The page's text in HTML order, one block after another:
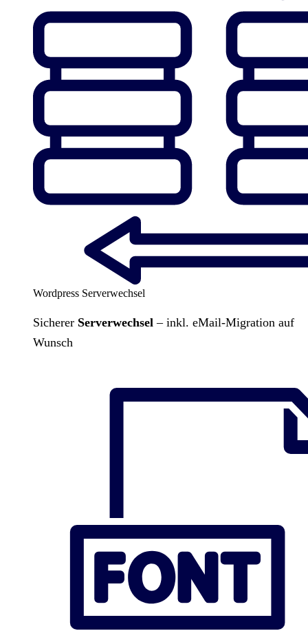
Wordpress Serverwechsel
Sicherer Serverwechsel – inkl. eMail-Migration auf
Wunsch